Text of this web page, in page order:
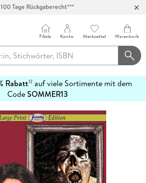
Abholung in über 100 Filialen
Filiale Konto Merkzettel Warenkorb
Rabatt12auf viele Sortimente mit dem
CodeSOMMER13